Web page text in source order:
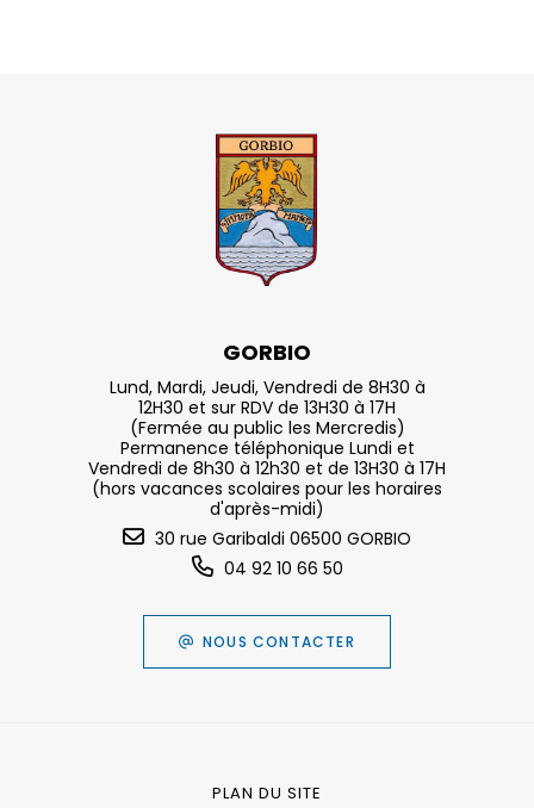
GORBIO
Lund, Mardi, Jeudi, Vendredi de 8H30 à
12H30 et sur RDV de 13H30 à 17H
(Fermée au public les Mercredis)
Permanence téléphonique Lundi et
Vendredi de 8h30 à 12h30 et de 13H30 à 17H
(hors vacances scolaires pour les horaires
d'après-midi)
30 rue Garibaldi 06500 GORBIO
04 92 10 66 50
NOUS CONTACTER
PLAN DU SITE